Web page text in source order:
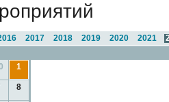
2021
2020
2019
2018
2017
1
8